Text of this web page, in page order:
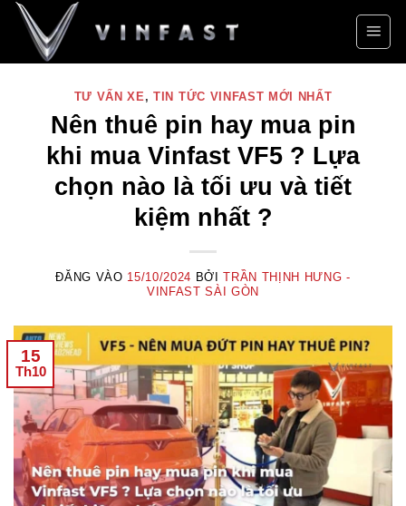
Bỏ
nội
TƯ VẤN XE,TIN TỨC VINFAST MỚI NHẤT
Nên thuê pin hay mua pin
khi mua Vinfast VF5 ? Lựa
chọn nào là tối ưu và tiết
kiệm nhất ?
ĐĂNG VÀO 15/10/2024 BỞITRẦN THỊNH HƯNG -
VINFAST SÀI GÒN
15
Th10